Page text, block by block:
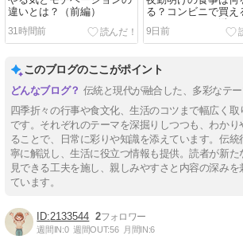
違いとは？（前編）
31時間前
る？コンビニで買え
すめメニューと避け
べ物を徹底解説
9日前
このブログのここがポイント
伝統と現代が融合した、多彩なテ
四季折々の行事や食文化、生活のコツまで幅広く
です。それぞれのテーマを深掘りしつつも、わか
ることで、日常に彩りや知識を添えています。伝
寧に解説し、生活に役立つ情報も提供。読者が新た
見できる工夫を施し、親しみやすさと内容の深みを
ています。
2133544 2
週間IN:0 週間OUT:56 月間IN:6